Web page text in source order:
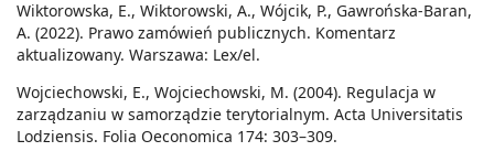
Wiktorowska, E., Wiktorowski, A., Wójcik, P., Gawrońska-Baran,
A. (2022). Prawo zamówień publicznych. Komentarz
aktualizowany. Warszawa: Lex/el.
Wojciechowski, E., Wojciechowski, M. (2004). Regulacja w
zarządzaniu w samorządzie terytorialnym. Acta Universitatis
Lodziensis. Folia Oeconomica 174: 303–309.